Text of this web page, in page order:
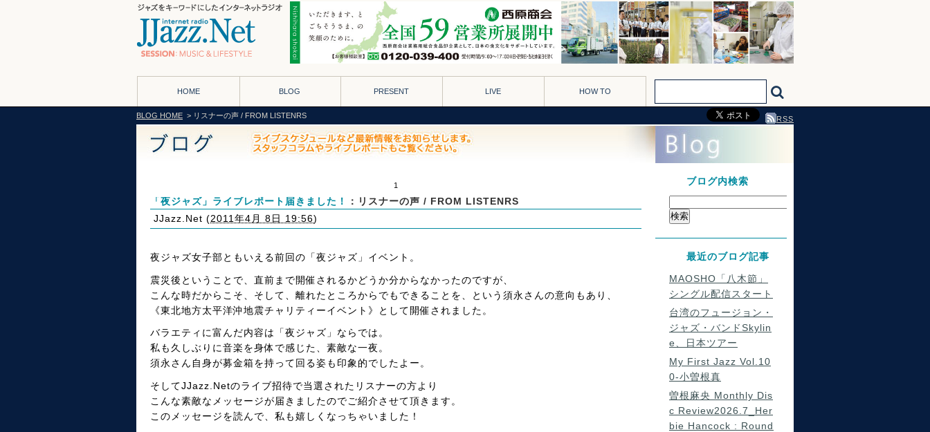
HOME BLOG PRESENT LIVE HOW TO
BLOG HOME > リスナーの声 / FROM LISTENRS RSS
1
「夜ジャズ」ライブレポート届きました！
：リスナーの声 / FROM LISTENRS
JJazz.Net (2011年4月 8日 19:56)
夜ジャズ女子部ともいえる前回の「夜ジャズ」イベント。
震災後ということで、直前まで開催されるかどうか分からなかったのですが、
こんな時だからこそ、そして、離れたところからでもできることを、という須永さんの意向もあり、
《東北地方太平洋沖地震チャリティーイベント》として開催されました。
バラエティに富んだ内容は「夜ジャズ」ならでは。
私も久しぶりに音楽を身体で感じた、素敵な一夜。
須永さん自身が募金箱を持って回る姿も印象的でしたよー。
そしてJJazz.Netのライブ招待で当選されたリスナーの方より
こんな素敵なメッセージが届きましたのでご紹介させて頂きます。
このメッセージを読んで、私も嬉しくなっちゃいました！
ブログ内検索
最近のブログ記事
MAOSHO「八木節」
シングル配信スタート
台湾のフュージョン・
ジャズ・バンドSkylin
e、日本ツアー
My First Jazz Vol.10
0-小曽根真
曽根麻央 Monthly Dis
c Review2026.7_Her
bie Hancock : Round